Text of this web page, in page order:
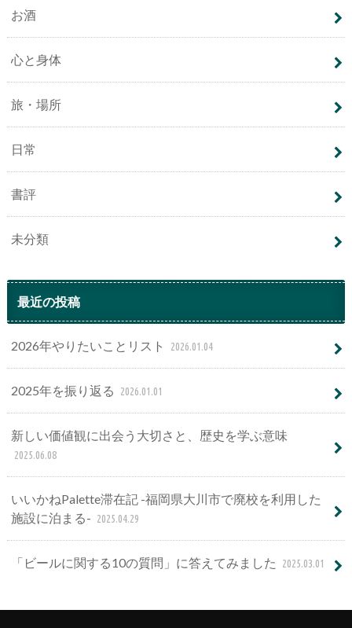
お酒
心と身体
旅・場所
日常
書評
未分類
最近の投稿
2026年やりたいことリスト 2026.01.04
2025年を振り返る 2026.01.01
新しい価値観に出会う大切さと、歴史を学ぶ意味
2025.06.08
いいかねPalette滞在記 -福岡県大川市で廃校を利用した
施設に泊まる- 2025.04.29
「ビールに関する10の質問」に答えてみました 2025.03.01